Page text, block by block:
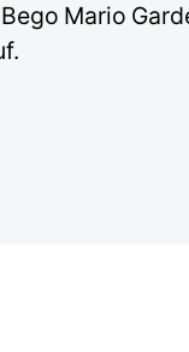
Mario